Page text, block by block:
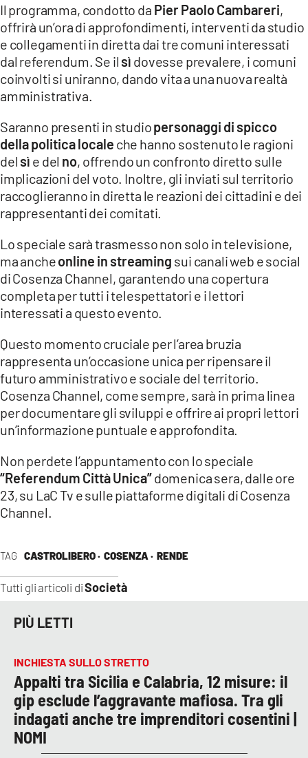
LACAPITALENEWS.IT
App
ANDROID
TAG CASTROLIBERO · COSENZA · RENDE
Tutti gli articoli diSocietà
Il programma, condotto da Pier Paolo Cambareri,
offrirà un’ora di approfondimenti, interventi da studio
e collegamenti in diretta dai tre comuni interessati
dal referendum. Se il sì dovesse prevalere, i comuni
coinvolti si uniranno, dando vita a una nuova realtà
amministrativa.
Saranno presenti in studiopersonaggi di spicco
della politica locale che hanno sostenuto le ragioni
del sì e del no, offrendo un confronto diretto sulle
implicazioni del voto. Inoltre, gli inviati sul territorio
raccoglieranno in diretta le reazioni dei cittadini e dei
rappresentanti dei comitati.
Lo speciale sarà trasmesso non solo in televisione,
ma ancheonline in streaming sui canali web e social
di Cosenza Channel, garantendo una copertura
completa per tutti i telespettatori e i lettori
interessati a questo evento.
Questo momento cruciale per l’area bruzia
rappresenta un’occasione unica per ripensare il
futuro amministrativo e sociale del territorio.
Cosenza Channel, come sempre, sarà in prima linea
per documentare gli sviluppi e offrire ai propri lettori
un’informazione puntuale e approfondita.
Non perdete l’appuntamento con lo speciale
“Referendum Città Unica”domenica sera, dalle ore
23, su LaC Tv e sulle piattaforme digitali di Cosenza
Channel.
PIÙ LETTI
INCHIESTA SULLO STRETTO
Appalti tra Sicilia e Calabria, 12 misure: il
gip esclude l’aggravante mafiosa. Tra gli
indagati anche tre imprenditori cosentini |
NOMI